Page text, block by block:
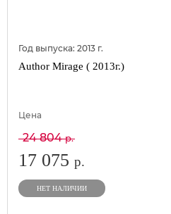
Год выпуска: 2013 г.
Author Mirage ( 2013г.)
Цена
24 804р.
17 075 р.
НЕТ НАЛИЧИИ